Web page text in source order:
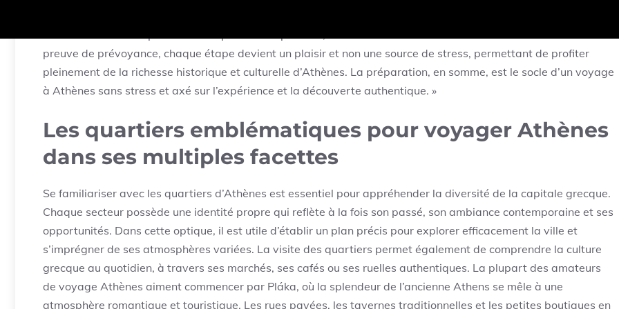
preuve de prévoyance, chaque étape devient un plaisir et non une source de stress, permettant de profiter
pleinement de la richesse historique et culturelle d’Athènes. La préparation, en somme, est le socle d’un voyage
à Athènes sans stress et axé sur l’expérience et la découverte authentique. »
Les quartiers emblématiques pour voyager Athènes
dans ses multiples facettes
Se familiariser avec les quartiers d’Athènes est essentiel pour appréhender la diversité de la capitale grecque.
Chaque secteur possède une identité propre qui reflète à la fois son passé, son ambiance contemporaine et ses
opportunités. Dans cette optique, il est utile d’établir un plan précis pour explorer efficacement la ville et
s’imprégner de ses atmosphères variées. La visite des quartiers permet également de comprendre la culture
grecque au quotidien, à travers ses marchés, ses cafés ou ses ruelles authentiques. La plupart des amateurs
de voyage Athènes aiment commencer par Pláka, où la splendeur de l’ancienne Athens se mêle à une
atmosphère romantique et touristique. Les rues pavées, les tavernes traditionnelles et les petites boutiques en